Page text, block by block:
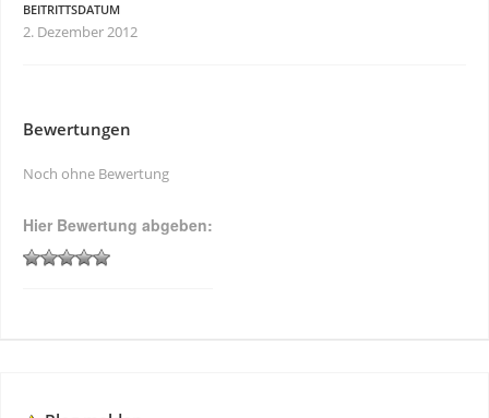
BEITRITTSDATUM
2. Dezember 2012
Bewertungen
Noch ohne Bewertung
Hier Bewertung abgeben: